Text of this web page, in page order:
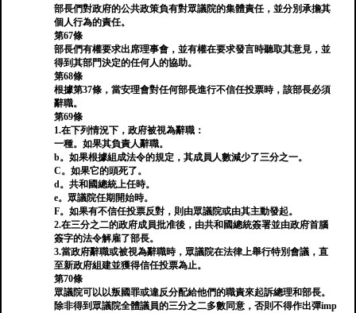
部長們對政府的公共政策負有對眾議院的集體責任，並分別承擔其
個人行為的責任。
第67條
部長們有權要求出席理事會，並有權在要求發言時聽取其意見，並
得到其部門決定的任何人的協助。
第68條
根據第37條，當安理會對任何部長進行不信任投票時，該部長必須
辭職。
第69條
1.在下列情況下，政府被視為辭職：
一種。如果其負責人辭職。
b。如果根據組成法令的規定，其成員人數減少了三分之一。
C。如果它的頭死了。
d。共和國總統上任時。
e。眾議院任期開始時。
F。如果有不信任投票反對，則由眾議院或由其主動發起。
2.在三分之二的政府成員批准後，由共和國總統簽署並由政府首腦
簽字的法令解雇了部長。
3.當政府辭職或被視為辭職時，眾議院在法律上舉行特別會議，直
至新政府組建並獲得信任投票為止。
第70條
眾議院可以以叛國罪或違反分配給他們的職責來起訴總理和部長。
除非得到眾議院全體議員的三分之二多數同意，否則不得作出彈imp